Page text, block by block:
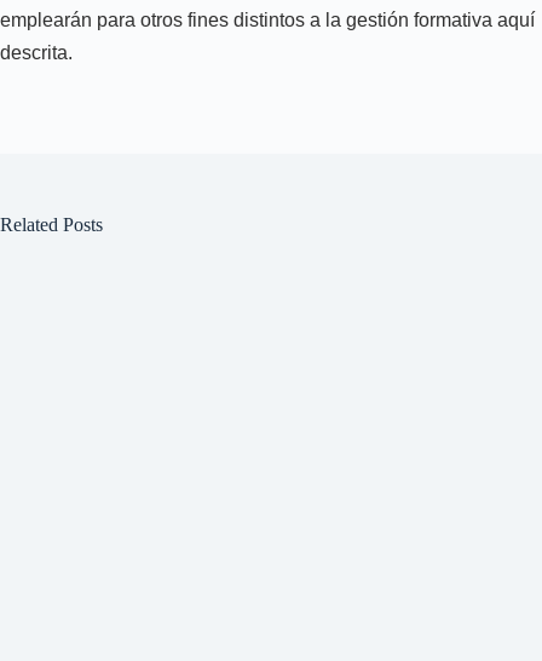
emplearán para otros fines distintos a la gestión formativa aquí
descrita.
Related Posts